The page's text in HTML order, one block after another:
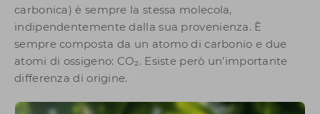
carbonica) è sempre la stessa molecola,
indipendentemente dalla sua provenienza. È
sempre composta da un atomo di carbonio e due
atomi di ossigeno: CO₂. Esiste però un'importante
differenza di origine.